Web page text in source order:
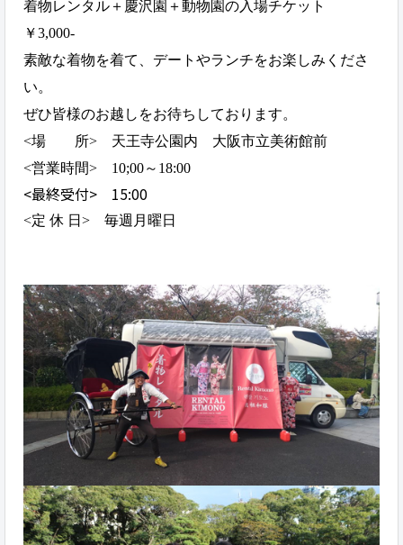
着物レンタル＋慶沢園＋動物園の入場チケット
￥3,000-
素敵な着物を着て、デートやランチをお楽しみくださ
い。
ぜひ皆様のお越しをお待ちしております。
<場 所> 天王寺公園内 大阪市立美術館前
<営業時間> 10;00～18:00
<最終受付> 15:00
<定 休 日> 毎週月曜日